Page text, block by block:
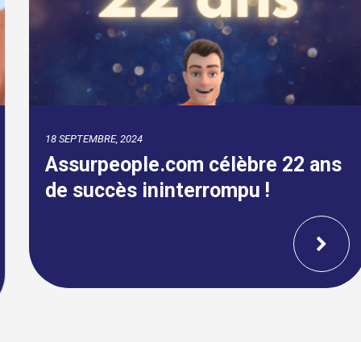
Assurpeople.com célèbre 22 ans
de succès ininterrompu !